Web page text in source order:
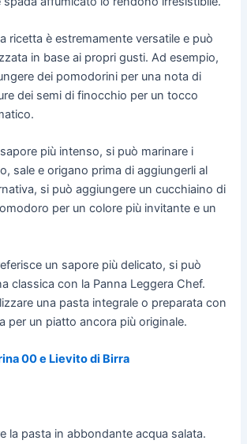
ricetta è estremamente versatile e può
in base ai propri gusti. Ad esempio,
dei pomodorini per una nota di
dei semi di finocchio per un tocco
più intenso, si può marinare i
sale e origano prima di aggiungerli al
si può aggiungere un cucchiaino di
per un colore più invitante e un
un sapore più delicato, si può
classica con la Panna Leggera Chef.
una pasta integrale o preparata con
per un piatto ancora più originale.
00 e Lievito di Birra
la pasta in abbondante acqua salata.